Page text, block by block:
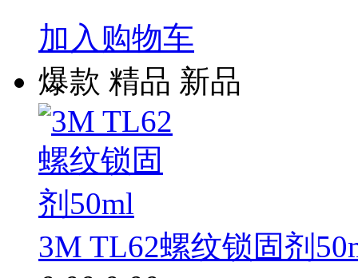
加入购物车
爆款 精品 新品
3M TL62螺纹锁固剂